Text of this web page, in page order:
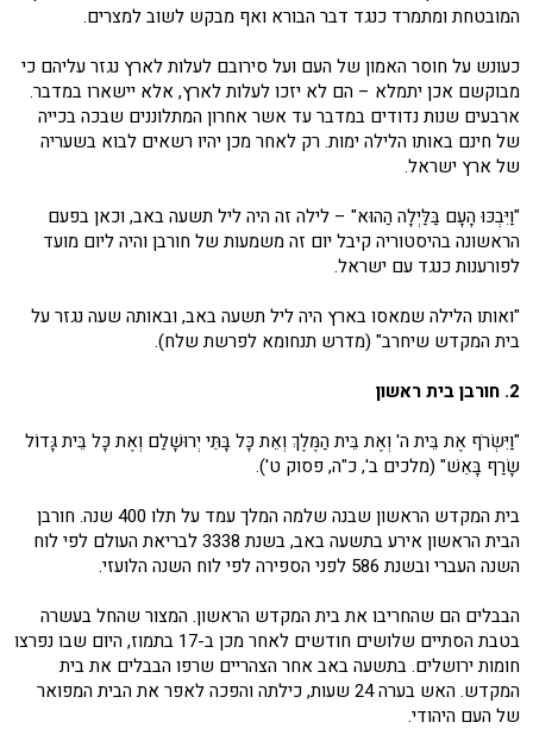
המובטחת ומתמרד כנגד דבר הבורא ואף מבקש לשוב למצרים.
כעונש על חוסר האמון של העם ועל סירובם לעלות לארץ נגזר עליהם כי
מבוקשם אכן יתמלא – הם לא יזכו לעלות לארץ, אלא יישארו במדבר.
ארבעים שנות נדודים במדבר עד אשר אחרון המתלוננים שבכה בכייה
של חינם באותו הלילה ימות. רק לאחר מכן יהיו רשאים לבוא בשעריה
של ארץ ישראל.
"וַיִּבְכּוּ הָעָם בַּלַּיְלָה הַהוּא" – לילה זה היה ליל תשעה באב, וכאן בפעם
הראשונה בהיסטוריה קיבל יום זה משמעות של חורבן והיה ליום מועד
לפורענות כנגד עם ישראל.
"ואותו הלילה שמאסו בארץ היה ליל תשעה באב, ובאותה שעה נגזר על
בית המקדש שיחרב" (מדרש תנחומא לפרשת שלח).
2. חורבן בית ראשון
"וַיִּשְׂרֹף אֶת בֵּית ה' וְאֶת בֵּית הַמֶּלֶךְ וְאֵת כָּל בָּתֵּי יְרוּשָׁלַם וְאֶת כָּל בֵּית גָּדוֹל
שָׂרַף בָּאֵשׁ" (מלכים ב', כ"ה, פסוק ט').
בית המקדש הראשון שבנה שלמה המלך עמד על תלו 400 שנה. חורבן
הבית הראשון אירע בתשעה באב, בשנת 3338 לבריאת העולם לפי לוח
השנה העברי ובשנת 586 לפני הספירה לפי לוח השנה הלועזי.
הבבלים הם שהחריבו את בית המקדש הראשון. המצור שהחל בעשרה
בטבת הסתיים שלושים חודשים לאחר מכן ב-17 בתמוז, היום שבו נפרצו
חומות ירושלים. בתשעה באב אחר הצהריים שרפו הבבלים את בית
המקדש. האש בערה 24 שעות, כילתה והפכה לאפר את הבית המפואר
של העם היהודי.